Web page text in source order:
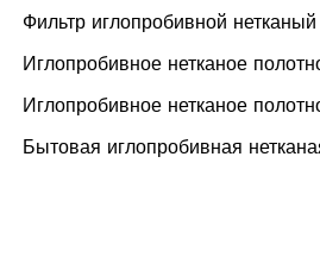
Фильтр иглопробивной нетканый
Иглопробивное нетканое
Иглопробивное нетканое
Бытовая иглопробивная